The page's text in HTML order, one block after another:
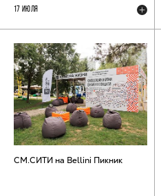
17 ИЮЛЯ
СМ.СИТИ на Bellini Пикник